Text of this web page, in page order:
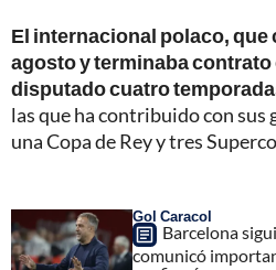
El internacional polaco, que
agosto y terminaba contrato
disputado cuatro
las que ha contribuido con sus
una Copa de Rey y tres
Gol Caracol
Barcelona
comunicó